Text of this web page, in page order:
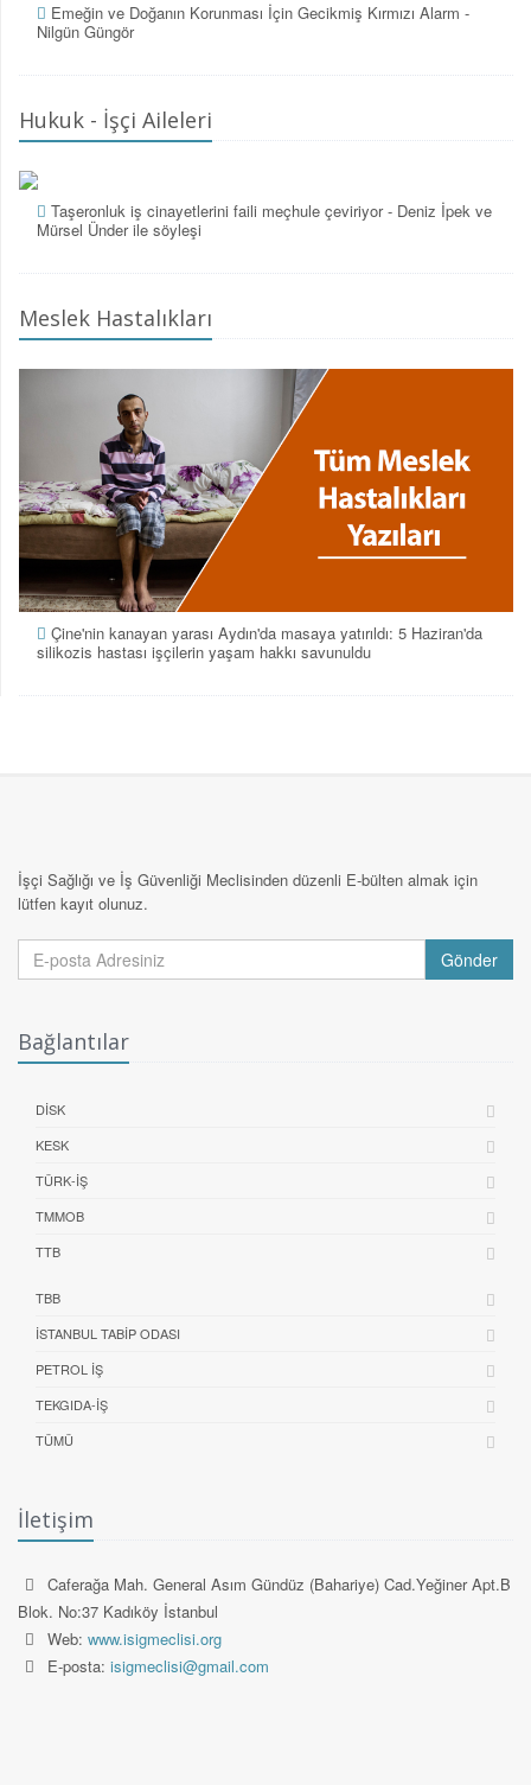
Emeğin ve Doğanın Korunması İçin Gecikmiş Kırmızı Alarm -
Nilgün Güngör
Hukuk - İşçi Aileleri
Taşeronluk iş cinayetlerini faili meçhule çeviriyor - Deniz İpek ve
Mürsel Ünder ile söyleşi
Meslek Hastalıkları
Çine'nin kanayan yarası Aydın'da masaya yatırıldı: 5 Haziran'da
silikozis hastası işçilerin yaşam hakkı savunuldu
İşçi Sağlığı ve İş Güvenliği Meclisinden düzenli E-bülten almak için
lütfen kayıt olunuz.
Gönder
Bağlantılar
DİSK
KESK
TÜRK-İŞ
TMMOB
TTB
TBB
İSTANBUL TABIP ODASI
PETROL İŞ
TEKGIDA-İŞ
TÜMÜ
İletişim
Caferağa Mah. General Asım Gündüz (Bahariye) Cad.Yeğiner Apt.B
Blok. No:37 Kadıköy İstanbul
Web: www.isigmeclisi.org
E-posta: isigmeclisi@gmail.com